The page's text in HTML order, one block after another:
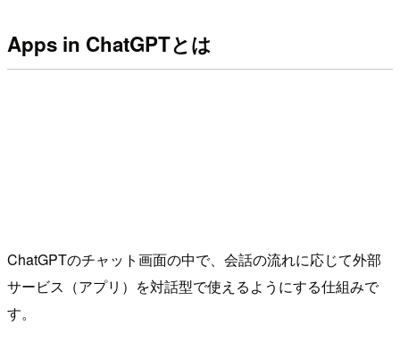
Apps in ChatGPTとは
ChatGPTのチャット画面の中で、会話の流れに応じて外部
サービス（アプリ）を対話型で使えるようにする仕組みで
す。